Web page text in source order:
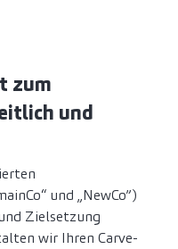
zum
und
und „NewCo”)
Zielsetzung
wir Ihren Carve-